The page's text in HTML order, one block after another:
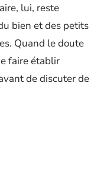
lui, reste
bien et des petits
Quand le doute
faire établir
de discuter de